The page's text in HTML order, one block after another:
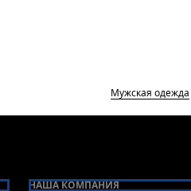
Мужская одежда
НАША КОМПАНИЯ